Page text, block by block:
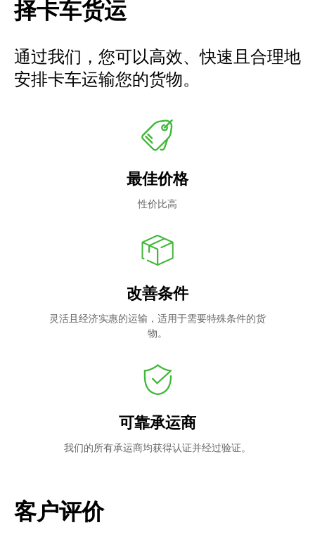
择卡车货运
通过我们，您可以高效、快速且合理地
安排卡车运输您的货物。
最佳价格
性价比高
改善条件
灵活且经济实惠的运输，适用于需要特殊条件的货
物。
可靠承运商
我们的所有承运商均获得认证并经过验证。
客户评价